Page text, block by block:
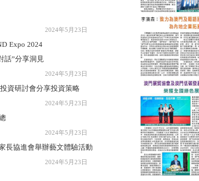
23日
Expo 2024
話”分享洞見
23日
資研討會分享投資策略
23日
23日
長協進會舉辦藝文體驗活動
23日